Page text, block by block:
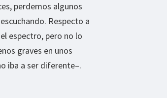
perdemos algunos
Respecto a
espectro, pero no lo
graves en unos
iba a ser diferente–.